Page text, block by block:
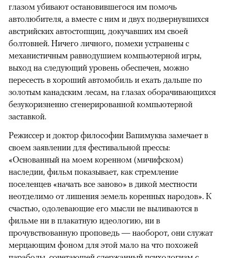
глазом убивают остановившегося им помочь
автолюбителя, а вместе с ним и двух подвернувшихся
австрийских автостопщиц, докучавших им своей
болтовней. Ничего личного, помехи устранены с
механистичным равнодушием компьютерной игры,
выход на следующий уровень обеспечен, можно
пересесть в хороший автомобиль и ехать дальше по
золотым канадским лесам, на глазах оборачивающихся
безукоризненно сгенерированной компьютерной
заставкой.
Режиссер и доктор философии Вапимуква замечает в
своем заявлении для фестивальной прессы:
«Основанный на моем коренном (мичифском)
наследии, фильм показывает, как стремление
поселенцев «начать все заново» в дикой местности
неотделимо от лишения земель коренных народов». К
счастью, одолевающие его мысли не выливаются в
фильме ни в плакатную идеологию, ни в
прочувствованную проповедь — наоборот, они служат
мерцающим фоном для этой мало на что похожей